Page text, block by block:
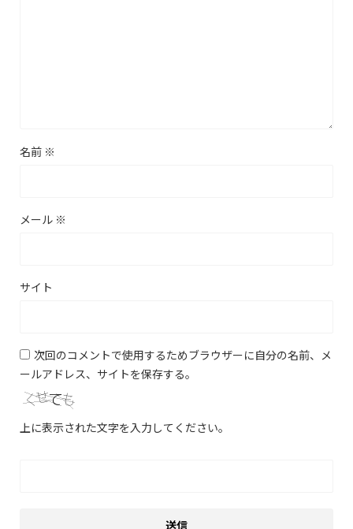
名前 ※
メール ※
サイト
次回のコメントで使用するためブラウザーに自分の名前、メ
ールアドレス、サイトを保存する。
上に表示された文字を入力してください。